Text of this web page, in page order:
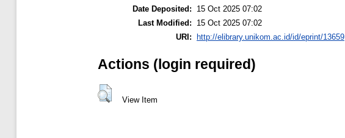
Date Deposited:
15 Oct 2025 07:02
Last Modified:
15 Oct 2025 07:02
URI: http://elibrary.unikom.ac.id/id/eprint/13659
Actions (login required)
View Item